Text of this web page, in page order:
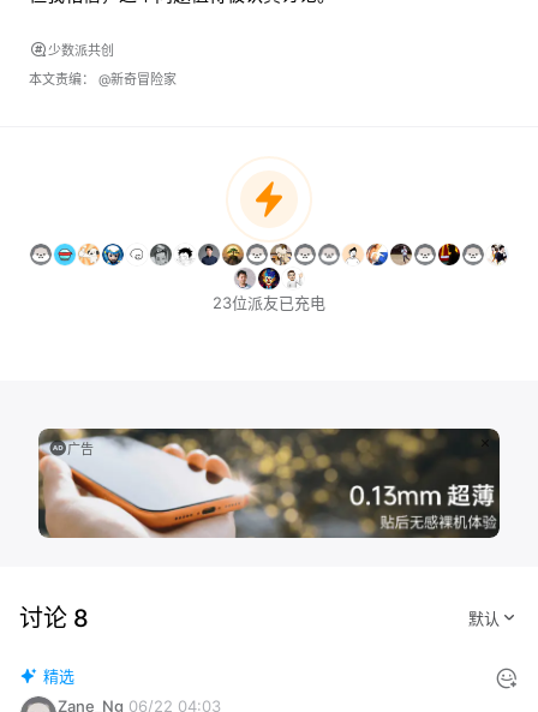
少数派共创
本文责编： @新奇冒险家
23位派友已充电
广告
讨论 8
精选
Zane_Ng 06/22 04:03